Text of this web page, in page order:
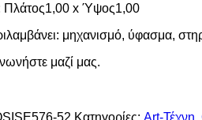
Πλάτος1,00 x Ύψος1,00
μηχανισμό, ύφασμα,
μαζί μας.
52 Κατηγορίες: Art-Τέχνη